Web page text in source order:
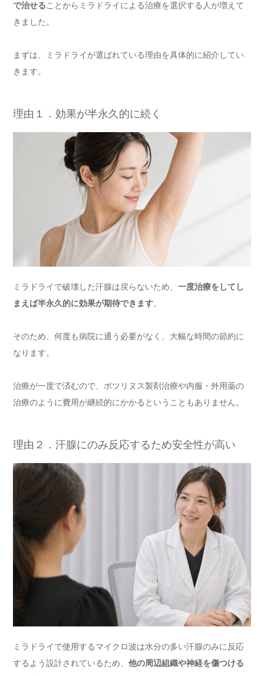
で治せることからミラドライによる治療を選択する人が増えて
きました。
まずは、ミラドライが選ばれている理由を具体的に紹介してい
きます。
理由１．効果が半永久的に続く
ミラドライで破壊した汗腺は戻らないため、 一度治療をしてし
まえば半永久的に効果が期待できます。
そのため、何度も病院に通う必要がなく、大幅な時間の節約に
なります。
治療が一度で済むので、ボツリヌス製剤治療や内服・外用薬の
治療のように費用が継続的にかかるということもありません。
理由２．汗腺にのみ反応するため安全性が高い
ミラドライで使用するマイクロ波は水分の多い汗腺のみに反応
するよう設計されているため、 他の周辺組織や神経を傷つける